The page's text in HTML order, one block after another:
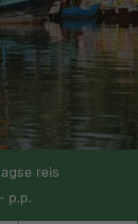
reis
p.p.